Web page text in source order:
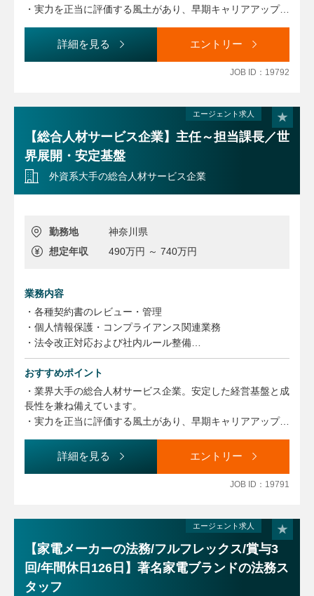
■ 法務・コンプライアンス業務
・法令改正対応および社内制度・運用の整備
・業務の進捗管理およびアサインメント
・チーム運営・業務改善の推進
・実力を正当に評価する風土があり、早期キャリアアップや
しています。詳細を見る エントリー
JOB ID：19792
エージェント求人
【総合人材サービス企業】主任～担当課長／世
界展開・安定基盤
外資系大手の総合人材サービス企業
勤務地
神奈川県
想定年収
490万円 ～ 740万円
業務内容
・各種契約書のレビュー・管理
・個人情報保護・コンプライアンス関連業務
・法令改正対応および社内ルール整備
・社内研修の企画・運営
・社内各部門からの法務相談対応
・取締役会等の会議体運営サポート
・行政機関への各種届出・調査対応
・弁護士など外部専門家との連携
・グループ会社のガバナンス・管理支援
おすすめポイント
・業界大手の総合人材サービス企業。安定した経営基盤と成
長性を兼ね備えています。
・実力を正当に評価する風土があり、早期キャリアアップや
しています。詳細を見る エントリー
JOB ID：19791
エージェント求人
【家電メーカーの法務/フルフレックス/賞与3
回/年間休日126日】著名家電ブランドの法務ス
タッフ